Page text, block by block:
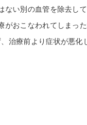
ない別の血管を除去し
がおこなわれてしまっ
治療前より症状が悪化